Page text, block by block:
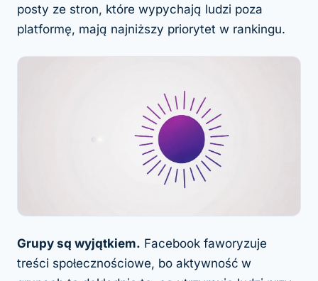
posty ze stron, które wypychają ludzi poza
platformę, mają najniższy priorytet w rankingu.
Grupy są wyjątkiem. Facebook faworyzuje
treści społecznościowe, bo aktywność w